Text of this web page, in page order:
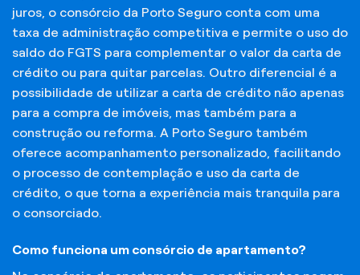
juros, o consórcio da Porto Seguro conta com uma
taxa de administração competitiva e permite o uso do
saldo do FGTS para complementar o valor da carta de
crédito ou para quitar parcelas. Outro diferencial é a
possibilidade de utilizar a carta de crédito não apenas
para a compra de imóveis, mas também para a
construção ou reforma. A Porto Seguro também
oferece acompanhamento personalizado, facilitando
o processo de contemplação e uso da carta de
crédito, o que torna a experiência mais tranquila para
o consorciado.
Como funciona um consórcio de apartamento?